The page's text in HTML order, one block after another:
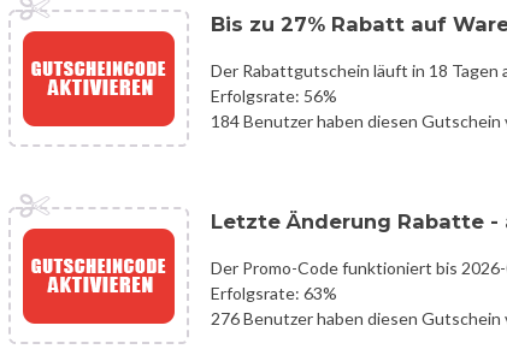
Bis zu 27% Rabatt auf
Der Rabattgutschein läuft in 18 Tagen
Erfolgsrate: 56%
184 Benutzer haben diesen
Letzte Änderung Rabatte
Der Promo-Code funktioniert bis
Erfolgsrate: 63%
276 Benutzer haben diesen